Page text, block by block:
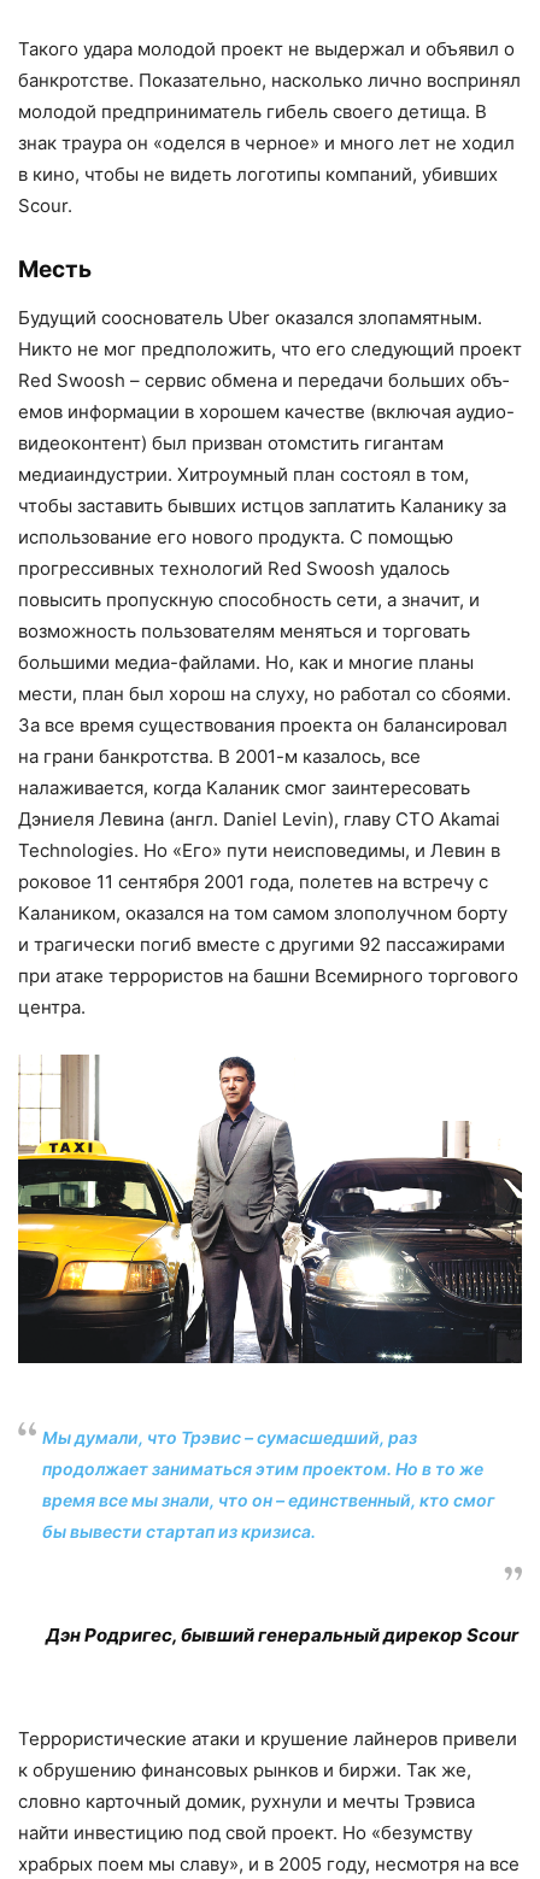
Такого удара молодой проект не вы­держал и объявил о
банкротстве. По­казательно, насколько лично воспринял
молодой предприниматель гибель своего детища. В
знак траура он «оделся в чер­ное» и много лет не ходил
в кино, чтобы не видеть логотипы компаний, убивших
Scour.
Месть
Будущий сооснователь Uber оказался злопамятным.
Никто не мог предположить, что его следующий проект
Red Swoosh – сервис обмена и передачи больших объ­
емов информации в хорошем качестве (включая аудио-
видеоконтент) был при­зван отомстить гигантам
медиаиндустрии. Хитроумный план состоял в том,
чтобы за­ставить бывших истцов заплатить Калани­ку за
использование его нового продукта. С помощью
прогрессивных технологий Red Swoosh удалось
повысить пропускную способность сети, а значит, и
возмож­ность пользователям меняться и торго­вать
большими медиа-файлами. Но, как и многие планы
мести, план был хорош на слуху, но работал со сбоями.
За все время существования проекта он балансировал
на грани банкротства. В 2001-м казалось, все
налаживается, когда Каланик смог за­интересовать
Дэниеля Левина (англ. Daniel Levin), главу СТО Akamai
Technologies. Но «Его» пути неисповедимы, и Левин в
роковое 11 сентября 2001 года, полетев на встречу с
Калаником, оказался на том самом злополучном борту
и трагически погиб вместе с другими 92 пассажирами
при атаке террористов на башни Всемир­ного торгового
центра.
Мы думали, что Трэвис – сумасшедший, раз
продолжает заниматься этим проектом. Но в то же
время все мы знали, что он – единственный, кто смог
бы вывести стар­тап из кризиса.
Дэн Родригес, бывший генеральный дирекор Scour
Террористические атаки и крушение лайнеров привели
к обрушению финан­совых рынков и биржи. Так же,
словно карточный домик, рухнули и мечты Трэ­виса
найти инвестицию под свой проект. Но «безумству
храбрых поем мы славу», и в 2005 году, несмотря на все